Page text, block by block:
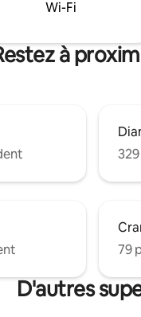
Wi-Fi
à
79
D'autres